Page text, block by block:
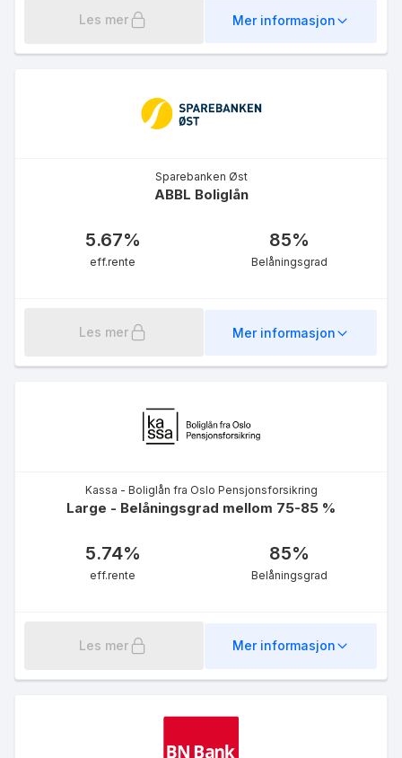
Les mer Mer informasjon
Sparebanken Øst
ABBL Boliglån
5.67%
eff.rente
85%
Belåningsgrad
Les mer Mer informasjon
Kassa - Boliglån fra Oslo Pensjonsforsikring
Large - Belåningsgrad mellom 75-85 %
5.74%
eff.rente
85%
Belåningsgrad
Les mer Mer informasjon